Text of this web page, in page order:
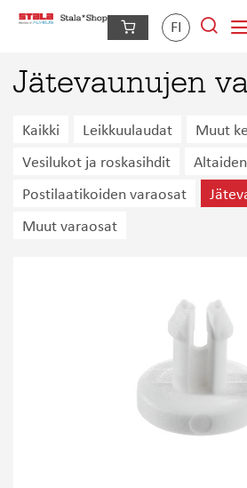
FI
Jätevaunujen
Kaikki Leikkuulaudat
Muut
Vesilukot ja roskasihdit
Postilaatikoiden varaosat
Muut varaosat